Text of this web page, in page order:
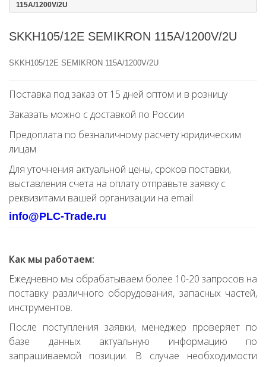
115A/1200V/2U
SKKH105/12E SEMIKRON 115A/1200V/2U
SKKH105/12E SEMIKRON 115A/1200V/2U
Поставка под заказ от 15 дней оптом и в розницу
Заказать можно с доставкой по России
Предоплата по безналичному расчету юридическим
лицам
Для уточнения актуальной цены, сроков поставки,
выставления счета на оплату отправьте заявку с
реквизитами вашей организации на email
info@PLC-Trade.ru
Как мы работаем:
Ежедневно мы обрабатываем более 10-20 запросов на
поставку различного оборудования, запасных частей,
инструментов.
После поступления заявки, менеджер проверяет по
базе данных актуальную информацию по
запрашиваемой позиции. В случае необходимости